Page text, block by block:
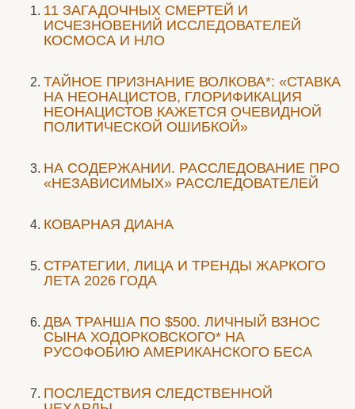
11 ЗАГАДОЧНЫХ СМЕРТЕЙ И
ИСЧЕЗНОВЕНИЙ ИССЛЕДОВАТЕЛЕЙ
КОСМОСА И НЛО
ТАЙНОЕ ПРИЗНАНИЕ ВОЛКОВА*: «СТАВКА
НА НЕОНАЦИСТОВ, ГЛОРИФИКАЦИЯ
НЕОНАЦИСТОВ КАЖЕТСЯ ОЧЕВИДНОЙ
ПОЛИТИЧЕСКОЙ ОШИБКОЙ»
НА СОДЕРЖАНИИ. РАССЛЕДОВАНИЕ ПРО
«НЕЗАВИСИМЫХ» РАССЛЕДОВАТЕЛЕЙ
КОВАРНАЯ ДИАНА
СТРАТЕГИИ, ЛИЦА И ТРЕНДЫ ЖАРКОГО
ЛЕТА 2026 ГОДА
ДВА ТРАНША ПО $500. ЛИЧНЫЙ ВЗНОС
СЫНА ХОДОРКОВСКОГО* НА
РУСОФОБИЮ АМЕРИКАНСКОГО БЕСА
ПОСЛЕДСТВИЯ СЛЕДСТВЕННОЙ